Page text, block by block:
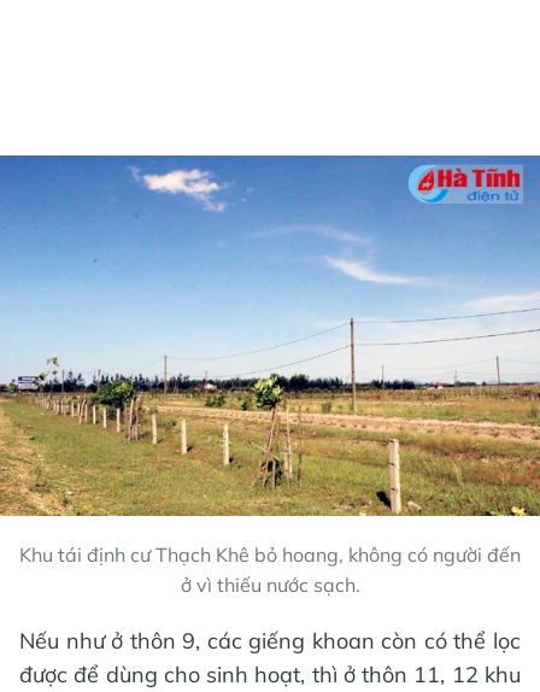
Khu tái định cư Thạch Khê bỏ hoang, không có người đến
ở vì thiếu nước sạch.
Nếu như ở thôn 9, các giếng khoan còn có thể lọc
được để dùng cho sinh hoạt, thì ở thôn 11, 12 khu